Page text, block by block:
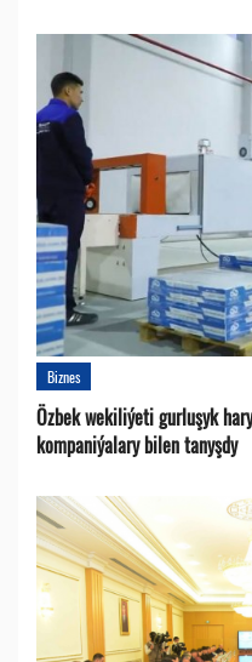
Biznes
Özbek wekiliýeti gurluşyk
kompaniýalary bilen tanyşdy